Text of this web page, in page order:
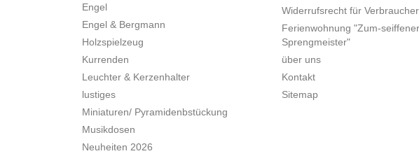
Engel
Engel & Bergmann
Holzspielzeug
Kurrenden
Leuchter & Kerzenhalter
lustiges
Miniaturen/ Pyramidenbstückung
Musikdosen
Neuheiten 2026
Widerrufsrecht für Verbraucher
Ferienwohnung "Zum-
Sprengmeister"
über uns
Kontakt
Sitemap